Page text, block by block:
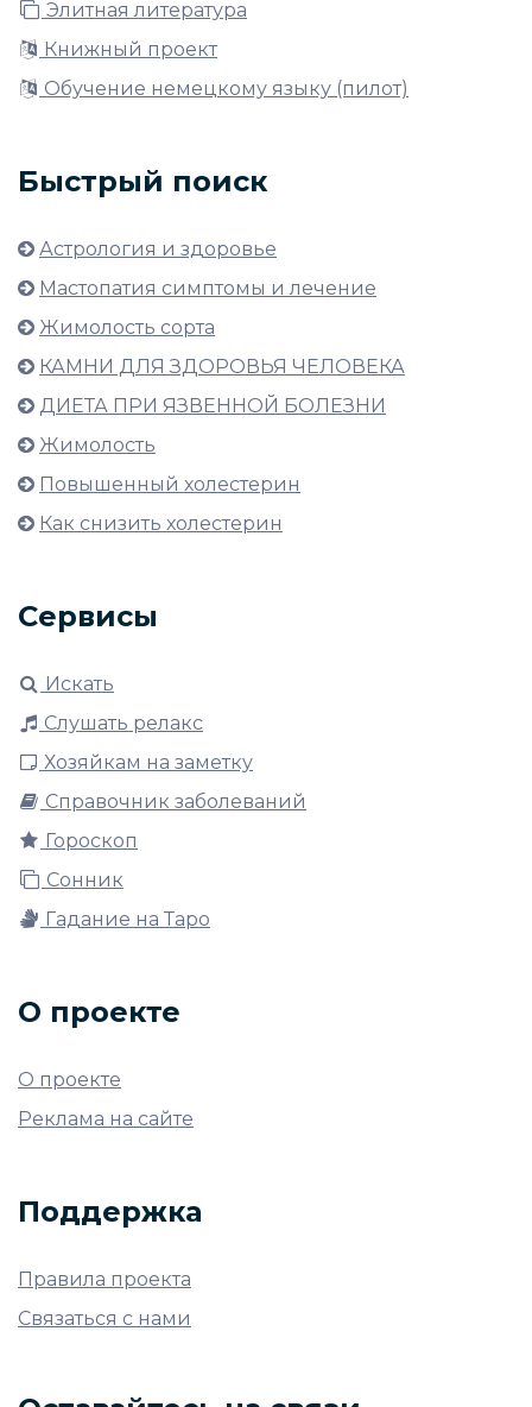
Элитная литература
Книжный проект
Обучение немецкому языку (пилот)
Быстрый поиск
Астрология и здоровье
Мастопатия симптомы и лечение
Жимолость сорта
КАМНИ ДЛЯ ЗДОРОВЬЯ ЧЕЛОВЕКА
ДИЕТА ПРИ ЯЗВЕННОЙ БОЛЕЗНИ
Жимолость
Повышенный холестерин
Как снизить холестерин
Сервисы
Искать
Слушать релакс
Хозяйкам на заметку
Справочник заболеваний
Гороскоп
Сонник
Гадание на Таро
О проекте
О проекте
Реклама на сайте
Поддержка
Правила проекта
Связаться с нами